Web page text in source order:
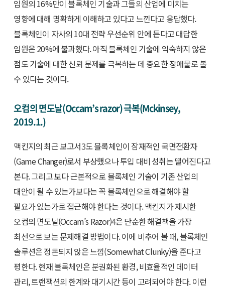
임원의 16%만이 블록체인 기술과 그들의 산업에 미치는
영향에 대해 명확하게 이해하고 있다고 느낀다고 응답했다.
블록체인이 자사의 10대 전략 우선순위 안에 든다고 대답한
임원은 20%에 불과했다. 아직 블록체인 기술에 익숙하지 않은
점도 기술에 대한 신뢰 문제를 극복하는 데 중요한 장애물로 볼
수 있다는 것이다.
오컴의 면도날(Occam’s razor) 극복(Mckinsey,
2019.1.)
맥킨지의 최근 보고서3도 블록체인이 잠재적인 국면전환자
(Game Changer)로서 부상했으나 투입 대비 성취는 떨어진다고
본다. 그리고 보다 근본적으로 블록체인 기술이 기존 산업의
대안이 될 수 있는가보다는 꼭 블록체인으로 해결해야 할
필요가 있는가로 접근해야 한다는 것이다. 맥킨지가 제시한
오컴의 면도날(Occam’s Razor)4은 단순한 해결책을 가장
최선으로 보는 문제해결 방법이다. 이에 비추어 볼 때, 블록체인
솔루션은 정돈되지 않은 느낌(Somewhat Clunky)을 준다고
평한다. 현재 블록체인은 분권화된 환경, 비효율적인 데이터
관리, 트랜잭션의 한계와 대기시간 등이 고려되어야 한다. 이런